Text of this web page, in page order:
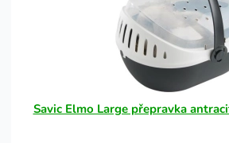
Savic Elmo Large přepravka